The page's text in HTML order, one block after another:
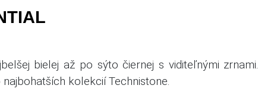
bielej až po sýto čiernej s viditeľnými zrnami.
kolekcií Technistone.